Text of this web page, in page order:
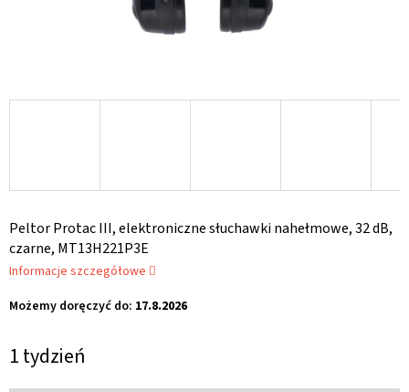
1 tydzień
Możemy doręczyć do: 17.8.2026
Peltor Protac III, elektroniczne słuchawki nahełmowe, 32 dB,
czarne, MT13H221P3E
Informacje szczegółowe